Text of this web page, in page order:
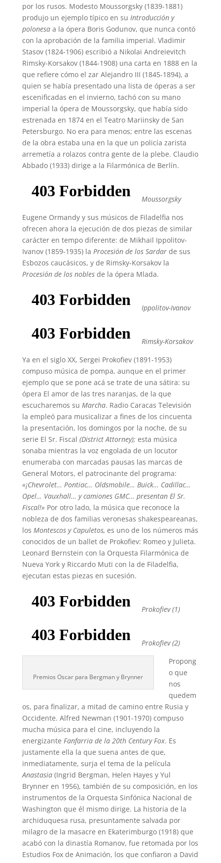
por los rusos. Modesto Moussorgsky (1839-1881)
produjo un ejemplo típico en su Introducción y
polonesaa la ópera Boris Godunov, que nunca contó
con la aprobación de la familia imperial. Vladimir
Stasov (1824-1906) escribió a Nikolai Andreievitch
Rimsky-Korsakov (1844-1908) una carta en 1888 en la
que refiere cómo el zar Alejandro III (1845-1894), a
quien se había presentado una lista de óperas a ser
escenificadas en el invierno, tachó con su mano
imperial la ópera de Moussorgsky, que había sido
estrenada en 1874 en el Teatro Mariinsky de San
Petersburgo. No era para menos; entre las escenas
de la obra estaba una en la que un policía zarista
arremetía a rolazos contra gente de la plebe. Claudio
Abbado (1933) dirige a la Filarmónica de Berlín.
Moussorgsky
Eugene Ormandy y sus músicos de Filadelfia nos
ofrecen ahora la ejecución de dos piezas de similar
carácter en tempo diferente: de Mikhail Ippolitov-
Ivanov (1859-1935) la Procesión de los Sardarde sus
Esbozos caucásicos, y de Rimsky-Korsakov la
Procesión de los noblesde la ópera Mlada.
Ippolitov-Ivanov
Rimsky-Korsakov
Ya en el siglo XX, Sergei Prokofiev (1891-1953)
compuso música de pompa, aunque en el primer
ejemplo que se pone acá se trate de una sátira: su
ópera El amor de las tres naranjas, de la que
escucharemos su Marcha. Radio Caracas Televisión
la empleó para musicalizar a fines de los cincuenta
la presentación, los domingos por la noche, de su
serie El Sr. Fiscal (District Attorney); esta música
sonaba mientras la voz engolada de un locutor
enumeraba con marcadas pausas las marcas de
General Motors, el patrocinante del programa:
«¡Chevrolet… Pontiac… Oldsmobile… Buick… Cadillac…
Opel… Vauxhall… y camiones GMC… presentan El Sr.
Fiscal!» Por otro lado, la música que reconoce la
nobleza de dos familias veronesas shakespeareanas,
los Montescos y Capuletos, es uno de los números más
conocidos de un ballet de Prokofiev: Romeo y Julieta.
Leonard Bernstein con la Orquesta Filarmónica de
Nueva York y Riccardo Muti con la de Filadelfia,
ejecutan estas piezas en sucesión.
Prokofiev (1)
Prokofiev (2)
Premios Oscar para Bergman y Brynner
Propong
o que
nos
quedem
os, para finalizar, a mitad de camino entre Rusia y
Occidente. Alfred Newman (1901-1970) compuso
mucha música para el cine, incluyendo la
energizante Fanfarria de la 20th Century Fox. Es
justamente ella la que suena antes de que,
inmediatamente, surja el tema de la película
Anastasia(Ingrid Bergman, Helen Hayes y Yul
Brynner en 1956), también de su composición, en los
instrumentos de la Orquesta Sinfónica Nacional de
Washington que él mismo dirige. La historia de la
archiduquesa rusa, presuntamente salvada por
milagro de la masacre en Ekaterimburgo (1918) que
acabó con la dinastía Romanov, fue retomada por los
Estudios Fox de Animación, los que confiaron a David